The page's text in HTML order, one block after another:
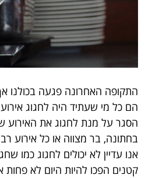
התקופה האחרונה פגעה בכולנו
הם כל מי שעתיד היה לחגוג
הסגר על מנת לחגוג את האירוע
בחתונה, בר מצווה או כל אירוע
אנו עדיין לא יכולים לחגוג כמו
קטנים הפכו להיות היום לא פחות